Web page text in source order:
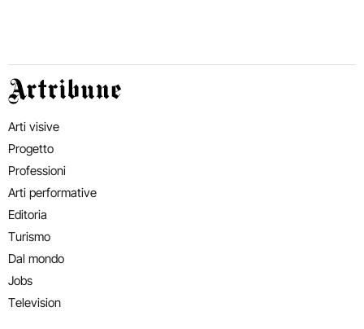
Artribune
Arti visive
Progetto
Professioni
Arti performative
Editoria
Turismo
Dal mondo
Jobs
Television